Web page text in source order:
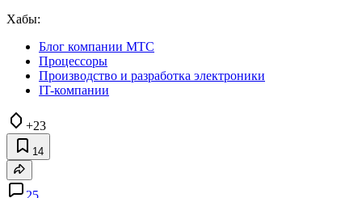
Хабы:
Блог компании МТС
Процессоры
Производство и разработка электроники
IT-компании
+23
14